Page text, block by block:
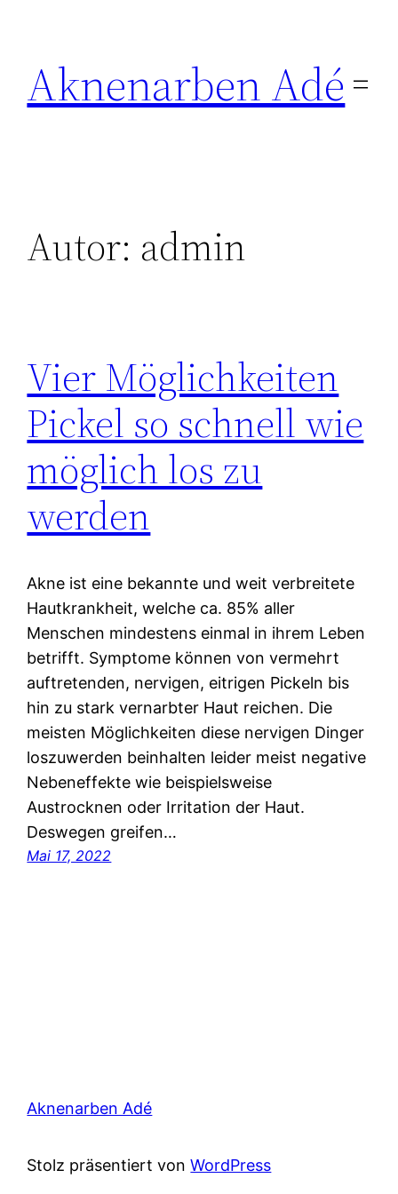
springen
Aknenarben Adé
Autor: admin
Vier Möglichkeiten
Pickel so schnell wie
möglich los zu
werden
Akne ist eine bekannte und weit verbreitete
Hautkrankheit, welche ca. 85% aller
Menschen mindestens einmal in ihrem Leben
betrifft. Symptome können von vermehrt
auftretenden, nervigen, eitrigen Pickeln bis
hin zu stark vernarbter Haut reichen. Die
meisten Möglichkeiten diese nervigen Dinger
loszuwerden beinhalten leider meist negative
Nebeneffekte wie beispielsweise
Austrocknen oder Irritation der Haut.
Deswegen greifen…
Mai 17, 2022
Aknenarben Adé
Stolz präsentiert vonWordPress